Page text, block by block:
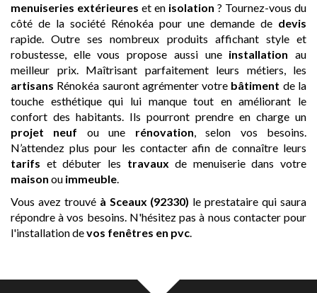
menuiseries extérieures et en isolation ? Tournez-vous du
côté de la société Rénokéa pour une demande de devis
rapide. Outre ses nombreux produits affichant style et
robustesse, elle vous propose aussi une installation au
meilleur prix. Maîtrisant parfaitement leurs métiers, les
artisans Rénokéa sauront agrémenter votre bâtiment de la
touche esthétique qui lui manque tout en améliorant le
confort des habitants. Ils pourront prendre en charge un
projet neuf ou une rénovation, selon vos besoins.
N’attendez plus pour les contacter afin de connaître leurs
tarifs et débuter les travaux de menuiserie dans votre
maison ou immeuble.
Vous avez trouvé à Sceaux (92330) le prestataire qui saura
répondre à vos besoins. N'hésitez pas à nous contacter pour
l'installation devos fenêtres en pvc.